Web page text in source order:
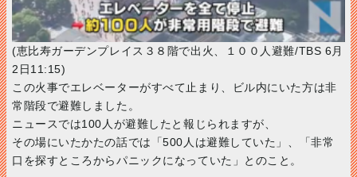
(恵比寿ガーデンプレイス３８階で出火、１００人避難/TBS 6月
2日11:15)
この火事でエレベーターがすべて止まり、ビル内にいた方は非
常階段で避難しました。
ニュースでは100人が避難したと報じられますが、
その場にいたかたの話では「500人は避難していた」、「非常
口を探すところからパニックになっていた」とのこと。